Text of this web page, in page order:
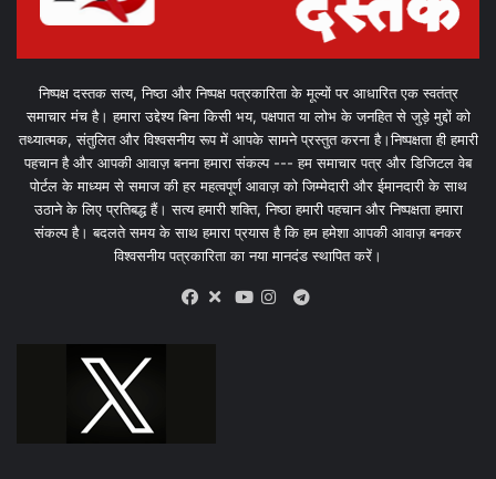
निष्पक्ष दस्तक सत्य, निष्ठा और निष्पक्ष पत्रकारिता के मूल्यों पर आधारित एक स्वतंत्र
समाचार मंच है। हमारा उद्देश्य बिना किसी भय, पक्षपात या लोभ के जनहित से जुड़े मुद्दों को
तथ्यात्मक, संतुलित और विश्वसनीय रूप में आपके सामने प्रस्तुत करना है।निष्पक्षता ही हमारी
पहचान है और आपकी आवाज़ बनना हमारा संकल्प --- हम समाचार पत्र और डिजिटल वेब
पोर्टल के माध्यम से समाज की हर महत्वपूर्ण आवाज़ को जिम्मेदारी और ईमानदारी के साथ
उठाने के लिए प्रतिबद्ध हैं। सत्य हमारी शक्ति, निष्ठा हमारी पहचान और निष्पक्षता हमारा
संकल्प है। बदलते समय के साथ हमारा प्रयास है कि हम हमेशा आपकी आवाज़ बनकर
विश्वसनीय पत्रकारिता का नया मानदंड स्थापित करें।
X
Telegram